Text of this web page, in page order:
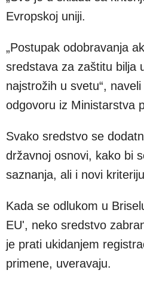
Evropskoj uniji.
„Postupak odobravanja
sredstava za zaštitu bilja
najstrožih u svetu“,
odgovoru iz Ministarstva
Svako sredstvo se
državnoj osnovi, kako bi
saznanja, ali i novi
Kada se odlukom u
EU', neko sredstvo
je prati ukidanjem
primene, uveravaju.